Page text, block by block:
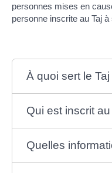
personnes mises en
personne inscrite au Taj
À quoi sert le Taj
Qui est inscrit au
Quelles